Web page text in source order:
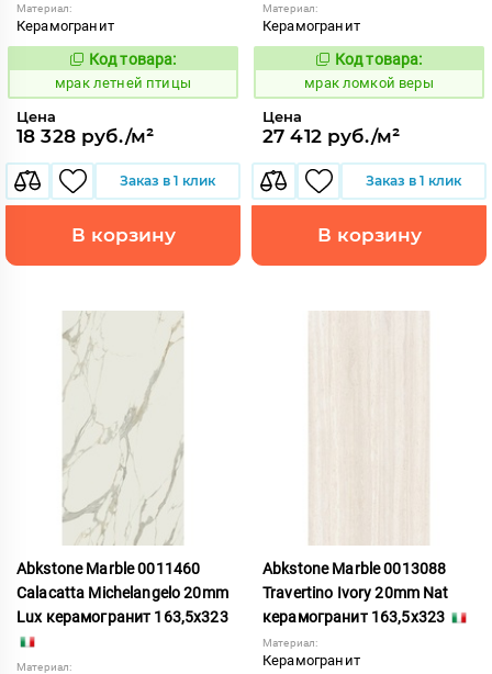
Материал:
Керамогранит
1052823
Код товара:
мрак летней птицы
Цена
18 328 руб./м²
Заказ в 1 клик
В корзину
Материал:
Керамогранит
1052883
Код товара:
мрак ломкой веры
Цена
27 412 руб./м²
Заказ в 1 клик
В корзину
Abkstone Marble 0011460
Calacatta Michelangelo 20mm
Lux керамогранит 163,5x323
Материал:
Abkstone Marble 0013088
Travertino Ivory 20mm Nat
керамогранит 163,5x323
Материал:
Керамогранит